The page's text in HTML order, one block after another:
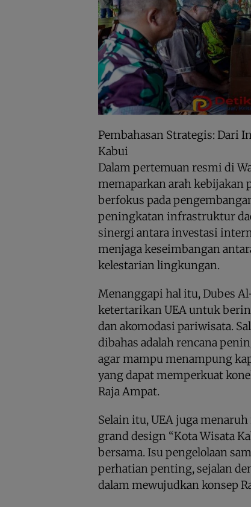
Pembahasan Strategis: Dari
Kabui
Dalam pertemuan resmi di
memaparkan arah kebijakan
berfokus pada
peningkatan infrastruktur
sinergi antara investasi
menjaga keseimbangan
kelestarian lingkungan.
Menanggapi hal itu, Dubes
ketertarikan UEA untuk
dan akomodasi pariwisata.
dibahas adalah rencana
agar mampu menampung
yang dapat memperkuat
Raja Ampat.
Selain itu, UEA juga
grand design “Kota Wisata
bersama. Isu pengelolaan
perhatian penting, sejalan
dalam mewujudkan konsep